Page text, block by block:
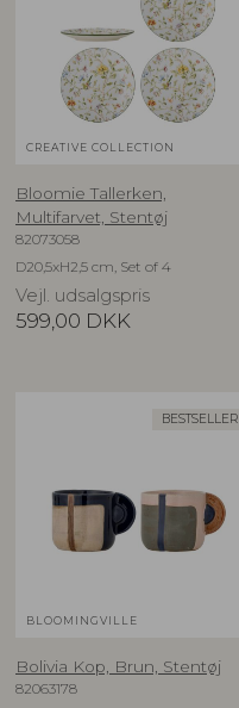
CREATIVE COLLECTION
Bloomie Tallerken,
Multifarvet, Stentøj
82073058
D20,5xH2,5 cm, Set of 4
Vejl. udsalgspris
599,00 DKK
BESTSELLER
BLOOMINGVILLE
Bolivia Kop, Brun, Stentøj
82063178